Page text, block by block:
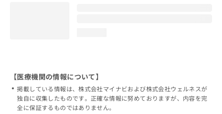
【医療機関の情報について】
掲載している情報は、株式会社マイナビおよび株式会社ウェルネスが
独自に収集したものです。正確な情報に努めておりますが、内容を完
全に保証するものではありません。